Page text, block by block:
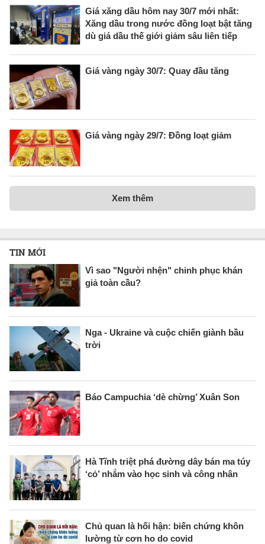
Giá xăng dầu hôm nay 30/7 mới nhất:
Xăng dầu trong nước đồng loạt bật tăng
dù giá dầu thế giới giảm sâu liên tiếp
Giá vàng ngày 30/7: Quay đầu tăng
Giá vàng ngày 29/7: Đồng loạt giảm
Xem thêm
TIN MỚI
Vì sao "Người nhện" chinh phục khán
giả toàn cầu?
Nga - Ukraine và cuộc chiến giành bầu
trời
Báo Campuchia ‘dè chừng’ Xuân Son
Hà Tĩnh triệt phá đường dây bán ma túy
‘cỏ’ nhắm vào học sinh và công nhân
Chủ quan là hối hận: biến chứng khôn
lường từ cơn ho do covid